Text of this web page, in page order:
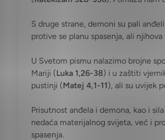
S druge strane, demoni su pali
protive se planu spasenja, ali
U Svetom pismu nalazimo brojne
Mariji (Luka 1,26-38) i u zaštiti
pustinji (Matej 4,1-11), ali su uvijek
Prisutnost anđela i demona, kao i
nedaća materijalnog svijeta, već i
spasenja.